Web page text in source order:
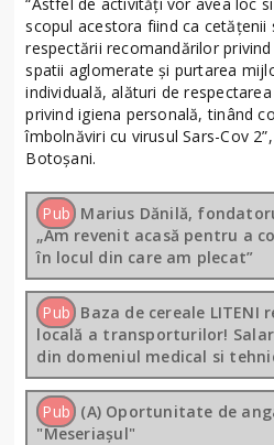
scopul acestora fiind ca
respectării recomandărilor
spatii aglomerate și purtarea
individuală, alături de
privind igiena personală, tinând
îmbolnăviri cu virusul Sars-Cov
Botoșani.
Pub Marius Dănilă,
„Am revenit acasă pentru a
în locul din care am plecat”
Pub Baza de cereale LITENI
locală a transporturilor!
din domeniul medical si
Pub (A) Oportunitate de
"Meseriașul"